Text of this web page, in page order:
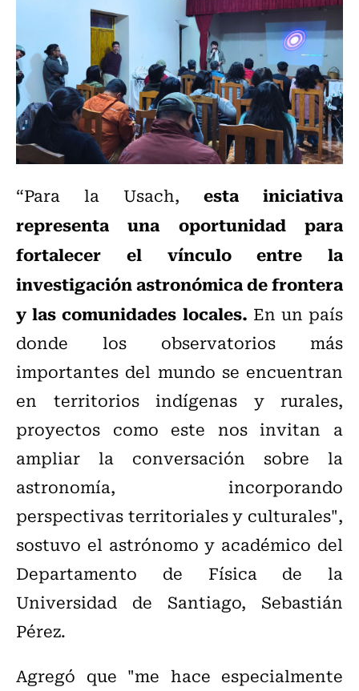
“Para la Usach, esta iniciativa
representa una oportunidad para
fortalecer el vínculo entre la
investigación astronómica de frontera
y las comunidades locales. En un país
donde los observatorios más
importantes del mundo se encuentran
en territorios indígenas y rurales,
proyectos como este nos invitan a
ampliar la conversación sobre la
astronomía, incorporando
perspectivas territoriales y culturales",
sostuvo el astrónomo y académico del
Departamento de Física de la
Universidad de Santiago, Sebastián
Pérez.
Agregó que "me hace especialmente